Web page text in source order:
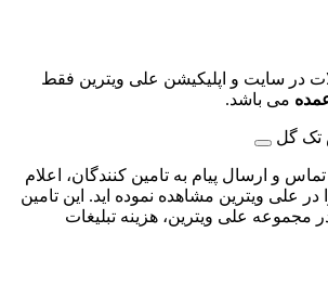
در سایت و اپلیکیشن علی ویترین فقط
می باشد.
تک گل
و ارسال پیام به تامین کنندگان، اعلام
در علی ویترین مشاهده نموده اید. این تامین
مجموعه علی ویترین، هزینه تبلیغات